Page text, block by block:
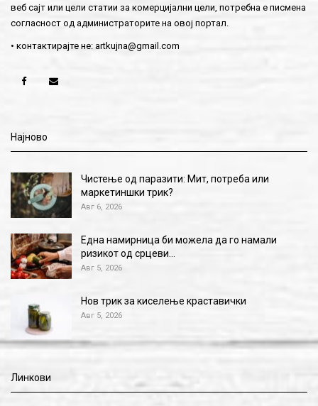
веб сајт или цели статии за комерцијални цели, потребна е писмена
согласност од администраторите на овој портал.
• контактирајте не: artkujna@gmail.com
Најново
Чистење од паразити: Мит, потреба или
маркетиншки трик?
Авг 6, 2026
Една намирница би можела да го намали
ризикот од срцеви…
Авг 5, 2026
Нов трик за киселење краставички
Авг 5, 2026
Линкови